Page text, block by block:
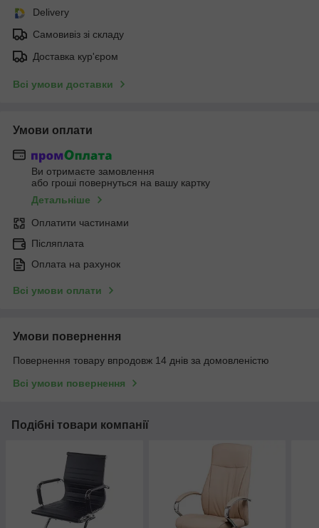
Delivery
Самовивіз зі складу
Доставка кур'єром
Всі умови доставки
Умови оплати
Ви отримаєте замовлення
або гроші повернуться на вашу картку
Детальніше
Оплатити частинами
Післяплата
Оплата на рахунок
Всі умови оплати
Умови повернення
Повернення товару впродовж 14 днів за домовленістю
Всі умови повернення
Подібні товари компанії